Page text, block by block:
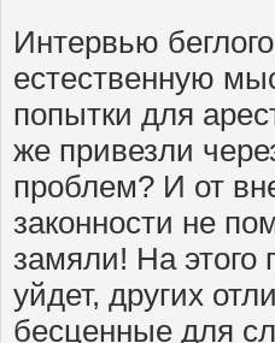
Интервью
естественную
попытки для
же привезли
проблем? И от
законности не
замяли! На этого
уйдет, других
бесценные для